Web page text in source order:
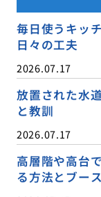
毎日使うキッ
日々の工夫
2026.07.17
放置された水
と教訓
2026.07.17
高層階や高台
る方法とブー